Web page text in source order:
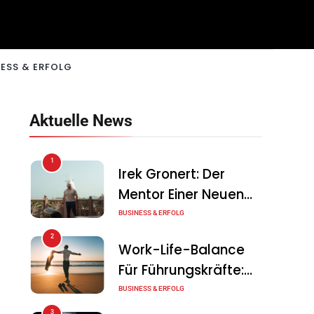
& ERFOLG
Aktuelle News
1
Irek Gronert: Der
Mentor Einer Neuen
Generation Von
BUSINESS & ERFOLG
2
Work-Life-Balance
Für Führungskräfte:
Illusion Oder Echte
BUSINESS & ERFOLG
3